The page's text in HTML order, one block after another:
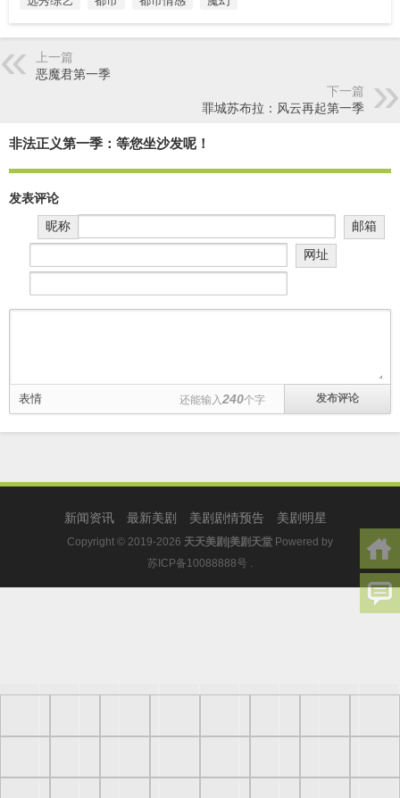
上一篇
恶魔君第一季
下一篇
罪城苏布拉：风云再起第一季
非法正义第一季：等您坐沙发呢！
发表评论
昵称
邮箱
网址
表情 还能输入 240个字
新闻资讯 最新美剧 美剧剧情预告 美剧明星
Copyright © 2019-2026 天天美剧|美剧天堂 Powered by
苏ICP备10088888号 .